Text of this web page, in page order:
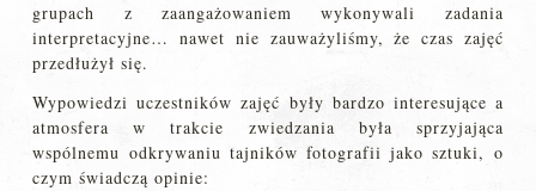
grupach z zaangażowaniem wykonywali zadania
interpretacyjne… nawet nie zauważyliśmy, że czas zajęć
przedłużył się.
Wypowiedzi uczestników zajęć były bardzo interesujące a
atmosfera w trakcie zwiedzania była sprzyjająca
wspólnemu odkrywaniu tajników fotografii jako sztuki, o
czym świadczą opinie: